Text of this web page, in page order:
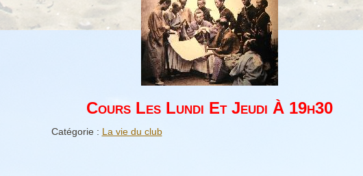
Cours Les Lundi Et Jeudi À 19h30
Catégorie : La vie du club